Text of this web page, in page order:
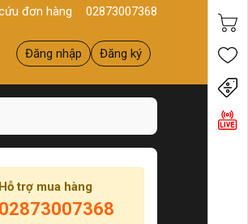
Chính hãng - Chất lượng
đơn hàng 02873007368
Đăng nhập Đăng ký
Hỗ trợ mua hàng
02873007368